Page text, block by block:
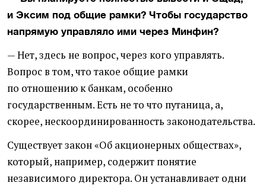
и Эксим под общие рамки? Чтобы государство
напрямую управляло ими через Минфин?
— Нет, здесь не вопрос, через кого управлять.
Вопрос в том, что такое общие рамки
по отношению к банкам, особенно
государственным. Есть не то что путаница, а,
скорее, нескоординированность законодательства.
Существует закон«Об акционерных обществах»,
который, например, содержит понятие
независимого директора. Он устанавливает одни